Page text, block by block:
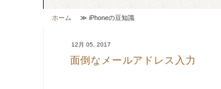
ホーム ≫ iPhoneの豆知識
12月 05, 2017
面倒なメールアドレス入力